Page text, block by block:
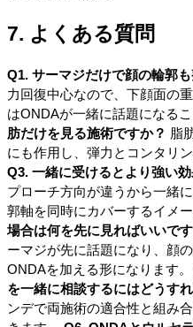
7. よくある質問
Q1. サーマジだけで顔の輪郭
力回復中心なので、下顔面の
はONDAが一緒に話題になる
肪だけを見る施術ですか？ 脂
にも作用し、弾力とコンタリ
Q3. 一緒に受けるとより強い
プローチ方向が違うから一緒
郭軸を同時にカバーするイメ
場合は何を先に見ればいいで
ーマジが先に話題になり、顔
ONDAを加える形になります。
を一緒に相談するにはどうす
ンデで両施術の適合性と組み